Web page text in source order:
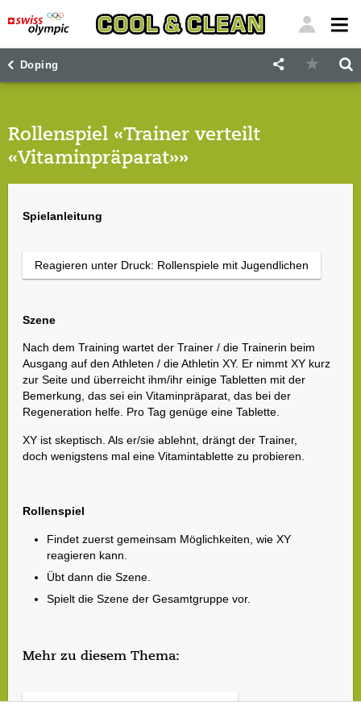
Doping
Rollenspiel «Trainer verteilt
«Vitaminpräparat»»
Spielanleitung
Reagieren unter Druck: Rollenspiele mit Jugendlichen
Szene
Nach dem Training wartet der Trainer / die Trainerin beim
Ausgang auf den Athleten / die Athletin XY. Er nimmt XY kurz
zur Seite und überreicht ihm/ihr einige Tabletten mit der
Bemerkung, das sei ein Vitaminpräparat, das bei der
Regeneration helfe. Pro Tag genüge eine Tablette.
XY ist skeptisch. Als er/sie ablehnt, drängt der Trainer,
doch wenigstens mal eine Vitamintablette zu probieren.
Rollenspiel
Findet zuerst gemeinsam Möglichkeiten, wie XY
reagieren kann.
Übt dann die Szene.
Spielt die Szene der Gesamtgruppe vor.
Mehr zu diesem Thema:
Risikosituationen für Dopingvergehen